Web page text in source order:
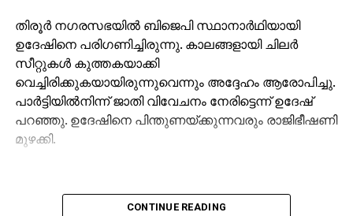
തിരൂര്‍ നഗരസഭയില്‍ ബിജെപി സ്ഥാനാര്‍ഥിയായി
ഉദേഷിനെ പരിഗണിച്ചിരുന്നു. കാലങ്ങളായി ചിലര്‍
സീറ്റുകള്‍ കുത്തകയാക്കി
വെച്ചിരിക്കുകയായിരുന്നുവെന്നും അദ്ദേഹം ആരോപിച്ചു.
പാര്‍ട്ടിയില്‍നിന്ന് ജാതി വിവേചനം നേരിട്ടെന്ന് ഉദേഷ്
പറഞ്ഞു. ഉദേഷിനെ പിന്തുണയ്ക്കുന്നവരും രാജിഭീഷണി
മുഴക്കി.
CONTINUE READING